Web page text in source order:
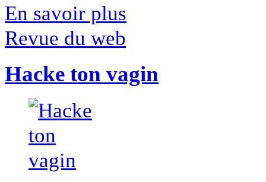
En savoir plus
Revue du web
Hacke ton vagin